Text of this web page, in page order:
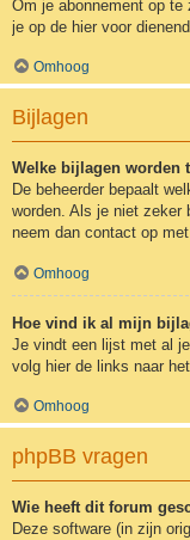
Om je abonnement op te
je op de hier voor
Omhoog
Bijlagen
Welke bijlagen worden
De beheerder bepaalt
worden. Als je niet zeker
neem dan contact op
Omhoog
Hoe vind ik al mijn
Je vindt een lijst met al
volg hier de links naar
Omhoog
phpBB vragen
Wie heeft dit forum
Deze software (in zijn